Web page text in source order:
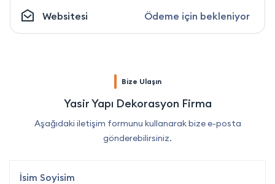
Websitesi Ödeme için bekleniyor
Bize Ulaşın
Yasir Yapı Dekorasyon Firma
Aşağıdaki iletişim formunu kullanarak bize e-posta
gönderebilirsiniz.